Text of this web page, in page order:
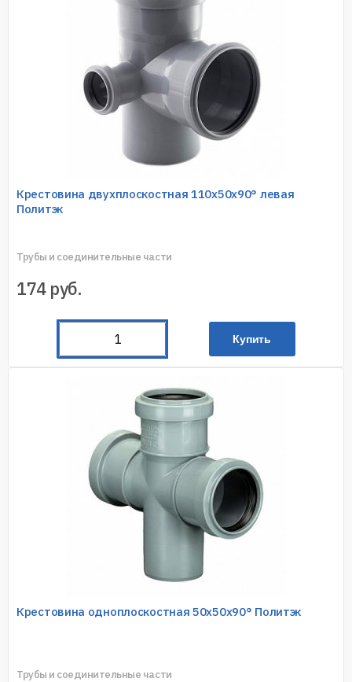
Крестовина двухплоскостная 110х50х90° левая
Политэк
Трубы и соединительные части
174 руб.
Купить
Крестовина одноплоскостная 50х50х90° Политэк
Трубы и соединительные части